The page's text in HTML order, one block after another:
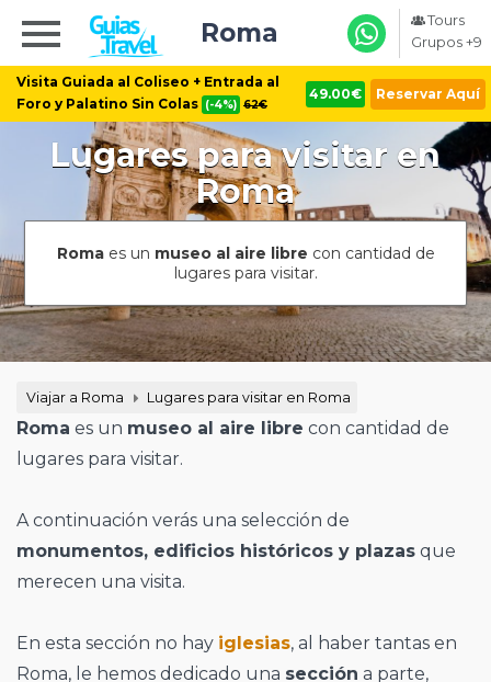
Visita Guiada al Coliseo + Entrada al
Foro y Palatino Sin Colas (-4%) 62€
49.00€ Reservar Aquí
Roma
Tours
Grupos +9
Lugares para visitar en
Roma
Romaes un museo al aire libre con cantidad de
lugares para visitar.
Viajar a Roma Lugares para visitar en Roma
Roma es un museo al aire libre con cantidad de
lugares para visitar.
A continuación verás una selección de
monumentos, edificios históricos y plazas que
merecen una visita.
En esta sección no hay iglesias, al haber tantas en
Roma, le hemos dedicado una sección a parte,